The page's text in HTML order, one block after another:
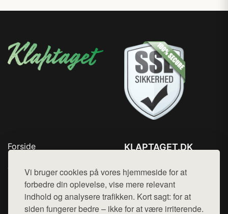
Vi bruger cookies på vores hjemmeside for at
forbedre din oplevelse, vise mere relevant
indhold og analysere trafikken. Kort sagt: for at
siden fungerer bedre – ikke for at være irriterende.
Forside
Top Rabatter
Blog
Kontakt
KLAPTAGET.DK
Mail: hej@want.dk
Cookie- og privatlivspolitik